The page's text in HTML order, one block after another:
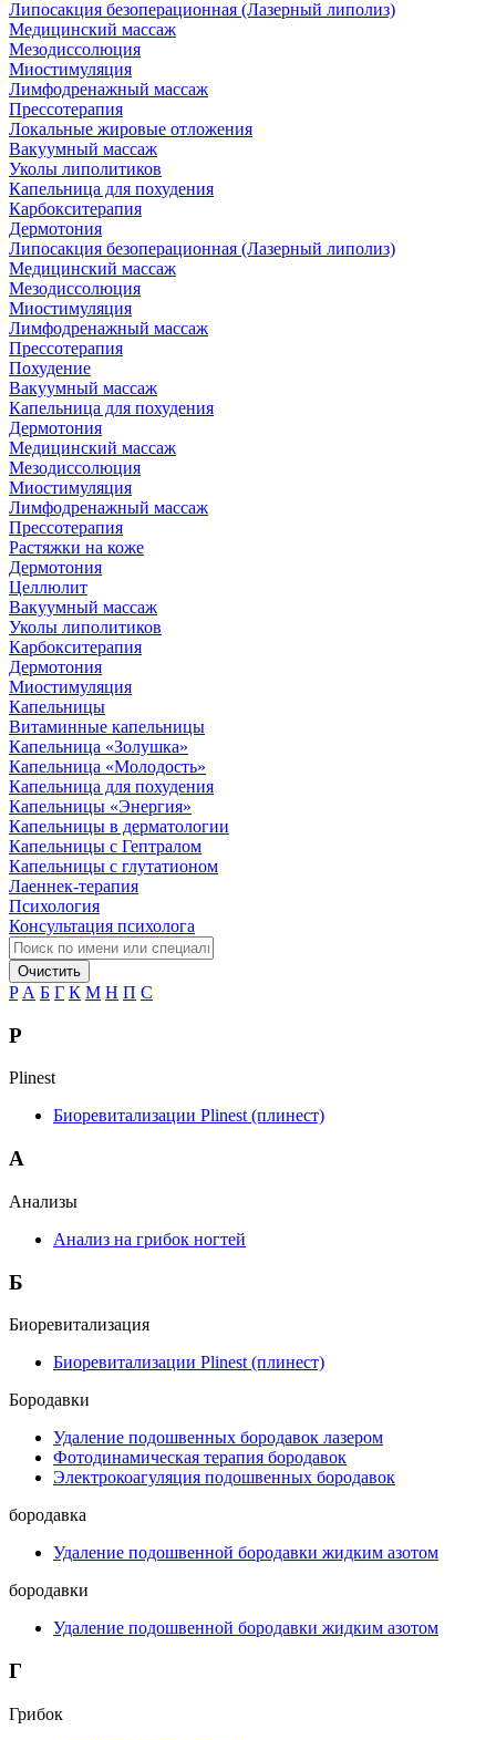
Липосакция безоперационная (Лазерный липолиз)
Медицинский массаж
Мезодиссолюция
Миостимуляция
Лимфодренажный массаж
Прессотерапия
Локальные жировые отложения
Вакуумный массаж
Уколы липолитиков
Капельница для похудения
Карбокситерапия
Дермотония
Липосакция безоперационная (Лазерный липолиз)
Медицинский массаж
Мезодиссолюция
Миостимуляция
Лимфодренажный массаж
Прессотерапия
Похудение
Вакуумный массаж
Капельница для похудения
Дермотония
Медицинский массаж
Мезодиссолюция
Миостимуляция
Лимфодренажный массаж
Прессотерапия
Растяжки на коже
Дермотония
Целлюлит
Вакуумный массаж
Уколы липолитиков
Карбокситерапия
Дермотония
Миостимуляция
Капельницы
Витаминные капельницы
Капельница «Золушка»
Капельница «Молодость»
Капельница для похудения
Капельницы «Энергия»
Капельницы в дерматологии
Капельницы с Гептралом
Капельницы с глутатионом
Лаеннек-терапия
Психология
Консультация психолога
Очистить
P А Б Г К М Н П С
P
Plinest
Биоревитализации Plinest (плинест)
А
Анализы
Анализ на грибок ногтей
Б
Биоревитализация
Биоревитализации Plinest (плинест)
Бородавки
Удаление подошвенных бородавок лазером
Фотодинамическая терапия бородавок
Электрокоагуляция подошвенных бородавок
бородавка
Удаление подошвенной бородавки жидким азотом
бородавки
Удаление подошвенной бородавки жидким азотом
Г
Грибок